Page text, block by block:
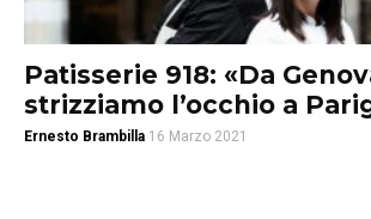
Patisserie 918: «Da
strizziamo l’occhio a
Ernesto Brambilla 16 Marzo 2021